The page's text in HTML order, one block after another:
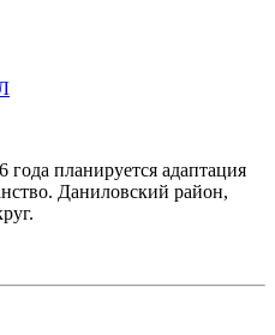
планируется адаптация
Даниловский район,